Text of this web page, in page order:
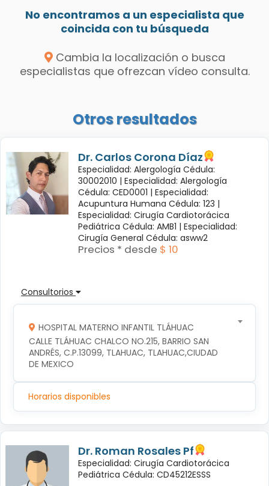
No encontramos a un especialista que
coincida con tu búsqueda
Cambia la localización o busca
especialistas que ofrezcan vídeo consulta.
Otros resultados
Dr. Carlos Corona Díaz
Especialidad: Alergología Cédula:
30002010 | Especialidad: Alergología
Cédula: CED0001 | Especialidad:
Acupuntura Humana Cédula: 123 |
Especialidad: Cirugía Cardiotorácica
Pediátrica Cédula: AMB1 | Especialidad:
Cirugía General Cédula: asww2
Precios * desde $ 10
Consultorios
HOSPITAL MATERNO INFANTIL TLÁHUAC
CALLE TLÁHUAC CHALCO NO.215, BARRIO SAN
ANDRÉS, C.P.13099, TLAHUAC, TLAHUAC,CIUDAD
DE MEXICO
Horarios disponibles
Dr. Roman Rosales Pf
Especialidad: Cirugía Cardiotorácica
Pediátrica Cédula: CD45212ESSS